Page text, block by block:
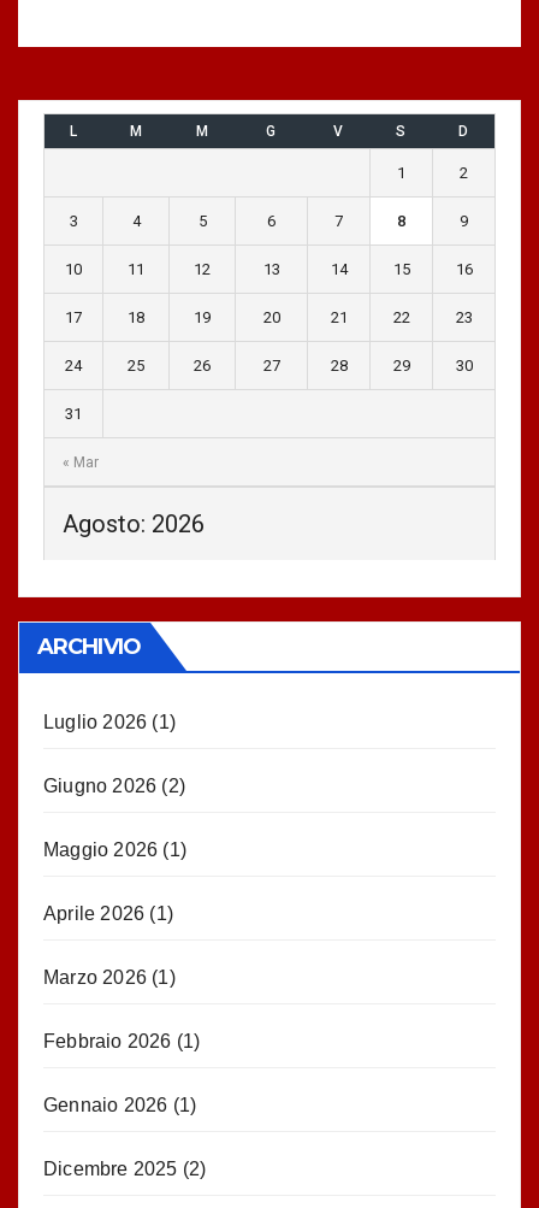
Agosto: 2026
L M M G V S D
« Mar
1 2
3 4 5 6 7 8 9
10 11 12 13 14 15 16
17 18 19 20 21 22 23
24 25 26 27 28 29 30
31
ARCHIVIO
Luglio 2026 (1)
Giugno 2026 (2)
Maggio 2026 (1)
Aprile 2026 (1)
Marzo 2026 (1)
Febbraio 2026 (1)
Gennaio 2026 (1)
Dicembre 2025 (2)